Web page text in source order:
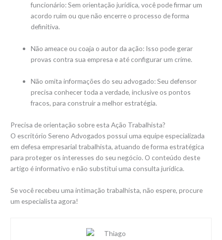
funcionário: Sem orientação jurídica, você pode firmar um
acordo ruim ou que não encerre o processo de forma
definitiva.
Não ameace ou coaja o autor da ação: Isso pode gerar
provas contra sua empresa e até configurar um crime.
Não omita informações do seu advogado: Seu defensor
precisa conhecer toda a verdade, inclusive os pontos
fracos, para construir a melhor estratégia.
Precisa de orientação sobre esta Ação Trabalhista?
O escritório Sereno Advogados possui uma equipe especializada
em defesa empresarial trabalhista, atuando de forma estratégica
para proteger os interesses do seu negócio. O conteúdo deste
artigo é informativo e não substitui uma consulta jurídica.
Se você recebeu uma intimação trabalhista, não espere, procure
um especialista agora!